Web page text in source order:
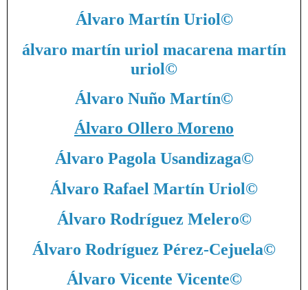
Álvaro Martín Uriol©
álvaro martín uriol macarena martín
uriol©
Álvaro Nuño Martín©
Álvaro Ollero Moreno
Álvaro Pagola Usandizaga©
Álvaro Rafael Martín Uriol©
Álvaro Rodríguez Melero©
Álvaro Rodríguez Pérez-Cejuela©
Álvaro Vicente Vicente©